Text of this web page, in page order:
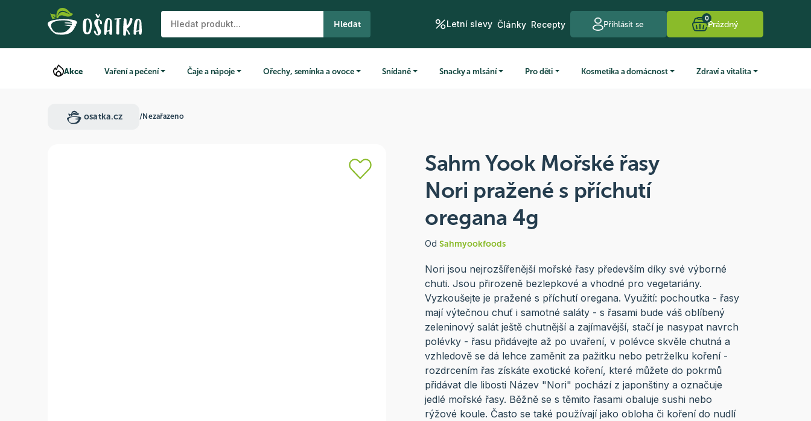
Hledat Letní slevy Články Recepty Přihlásit se
0
Prázdný
Akce Vaření a pečení Čaje a nápoje Ořechy, semínka a ovoce Snídaně Snacky a mlsání Pro děti Kosmetika a domácnost Zdraví a vitalita
osatka.cz /Nezařazeno
Sahm Yook Mořské řasy
Nori pražené s příchutí
oregana 4g
Od Sahmyookfoods
Nori jsou nejrozšířenější mořské řasy především díky své výborné
chuti. Jsou přirozeně bezlepkové a vhodné pro vegetariány.
Vyzkoušejte je pražené s příchutí oregana. Využití: pochoutka - řasy
mají výtečnou chuť i samotné saláty - s řasami bude váš oblíbený
zeleninový salát ještě chutnější a zajímavější, stačí je nasypat navrch
polévky - řasu přidávejte až po uvaření, v polévce skvěle chutná a
vzhledově se dá lehce zaměnit za pažitku nebo petrželku koření -
rozdrcením řas získáte exotické koření, které můžete do pokrmů
přidávat dle libosti Název "Nori" pochází z japonštiny a označuje
jedlé mořské řasy. Běžně se s těmito řasami obaluje sushi nebo
rýžové koule. Často se také používají jako obloha či koření do nudlí